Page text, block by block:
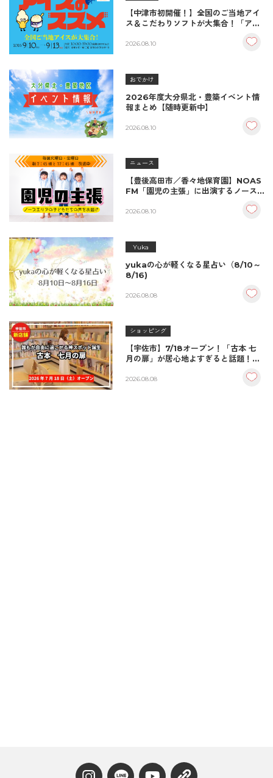
【中津市初開催！】全国のご当地アイ
ス＆こだわりソフトが大集合！「アイ
2026.08.10
おでかけ
2026年度大分県北・豊築イベント情
報まとめ【随時更新中】
2026.08.10
ニュース
【豊後高田市／香々地保育園】NOAS
FM「園児の主張」に出演するノース
2026.08.10
Yuka
yukaの心が軽くなる星占い（8/10～
8/16)
2026.08.08
ショッピング
【宇佐市】7/18オープン！「古本 七
月の扉」が居心地よすぎると話題！絶
至福の読書空間
2026.08.08